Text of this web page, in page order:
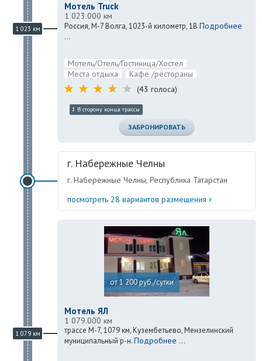
1 023 км
Мотель Truck
1 023.000 км
Россия, М-7 Волга, 1023-й километр, 1В Подробнее
...
Мотель/Отель/Гостиница/Хостел
Места отдыха
Кафе /рестораны
(43 голоса)
В сторону конца трассы
ЗАБРОНИРОВАТЬ
г. Набережные Челны
г. Набережные Челны, Республика Татарстан
посмотреть 28 вариантов размещения
1 079 км
от 1 200 руб./сутки
Мотель ЯЛ
1 079.000 км
трассе М-7, 1079 км, Кузембетьево, Мензелинский
муниципальный р-н.Подробнее ...